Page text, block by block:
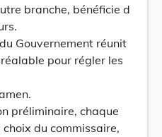
branche, bénéficie d
Gouvernement réunit
pour régler les
préliminaire, chaque
du commissaire,